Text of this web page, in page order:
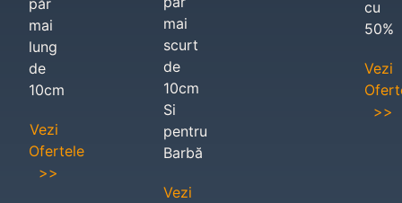
păr
mai
lung
de
10cm
Vezi
Ofertele
>>
mai
scurt
de
10cm
Si
pentru
Barbă
Vezi
cu
50%
Vezi
>>